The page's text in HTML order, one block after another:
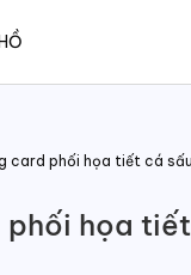
card phối họa tiết cá sấu
họa